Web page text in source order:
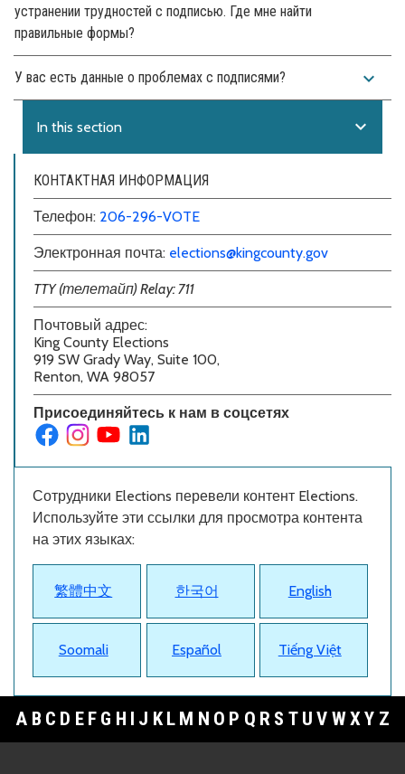
устранении трудностей с подписью. Где мне найти
правильные формы?
У вас есть данные о проблемах с подписями? expand_more
In this section expand_more
КОНТАКТНАЯ ИНФОРМАЦИЯ
Телефон: 206-296-VOTE
Электронная почта: elections@kingcounty.gov
TTY (телетайп) Relay: 711
Почтовый адрес:
King County Elections
919 SW Grady Way, Suite 100,
Renton, WA 98057
Присоединяйтесь к нам в соцсетях
Сотрудники Elections перевели контент Elections.
Используйте эти ссылки для просмотра контента
на этих языках:
繁體中文 한국어 English
Soomali Español Tiếng Việt
A B C D E F G H I J K L M N O P Q R S T U V WXY Z